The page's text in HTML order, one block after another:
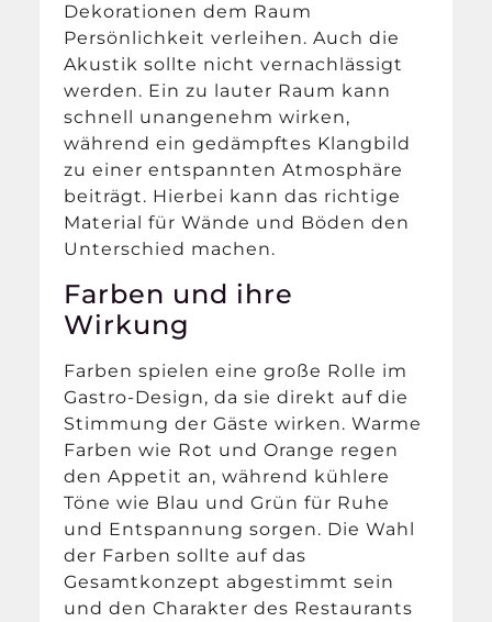
Dekorationen dem Raum
Persönlichkeit verleihen. Auch die
Akustik sollte nicht vernachlässigt
werden. Ein zu lauter Raum kann
schnell unangenehm wirken,
während ein gedämpftes Klangbild
zu einer entspannten Atmosphäre
beiträgt. Hierbei kann das richtige
Material für Wände und Böden den
Unterschied machen.
Farben und ihre
Wirkung
Farben spielen eine große Rolle im
Gastro-Design, da sie direkt auf die
Stimmung der Gäste wirken. Warme
Farben wie Rot und Orange regen
den Appetit an, während kühlere
Töne wie Blau und Grün für Ruhe
und Entspannung sorgen. Die Wahl
der Farben sollte auf das
Gesamtkonzept abgestimmt sein
und den Charakter des Restaurants